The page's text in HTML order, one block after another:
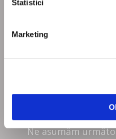
Statistici
Marketing
Ne asumăm